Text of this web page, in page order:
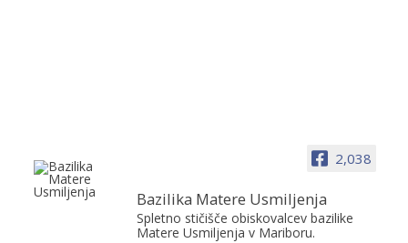
2,038
Bazilika Matere Usmiljenja
Spletno stičišče obiskovalcev bazilike
Matere Usmiljenja v Mariboru.